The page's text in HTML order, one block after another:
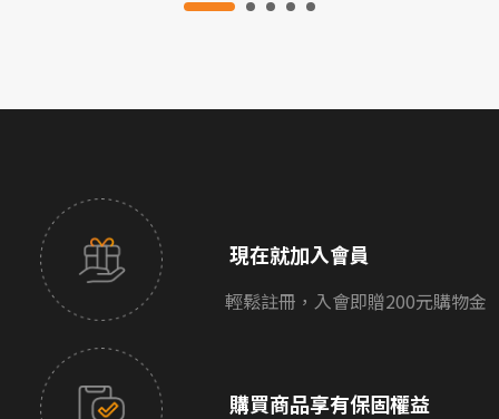
現在就加入會員
輕鬆註冊，入會即贈200元購物金
購買商品享有保固權益